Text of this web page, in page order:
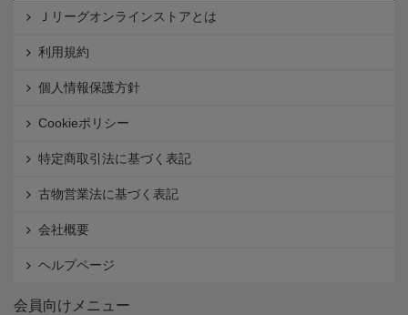
Ｊリーグオンラインストアとは
利用規約
個人情報保護方針
Cookieポリシー
特定商取引法に基づく表記
古物営業法に基づく表記
会社概要
ヘルプページ
会員向けメニュー